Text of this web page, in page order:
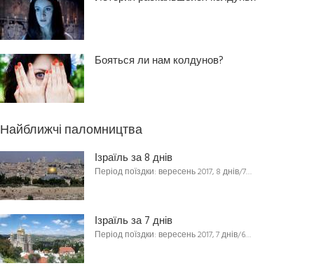
Бояться ли нам колдунов?
Найближчі паломництва
Ізраїль за 8 днів
Період поїздки: вересень 2017, 8 днів/7…
Ізраїль за 7 днів
Період поїздки: вересень 2017, 7 днів/6…